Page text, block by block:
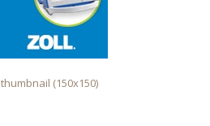
thumbnail (150x150)